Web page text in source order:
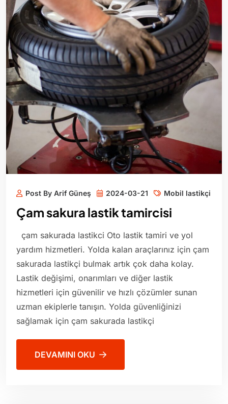
Post By Arif Güneş 2024-03-21 Mobil lastikçi
Çam sakura lastik tamircisi
çam sakurada lastikci Oto lastik tamiri ve yol
yardım hizmetleri. Yolda kalan araçlarınız için çam
sakurada lastikçi bulmak artık çok daha kolay.
Lastik değişimi, onarımları ve diğer lastik
hizmetleri için güvenilir ve hızlı çözümler sunan
uzman ekiplerle tanışın. Yolda güvenliğinizi
sağlamak için çam sakurada lastikçi
DEVAMINI OKU